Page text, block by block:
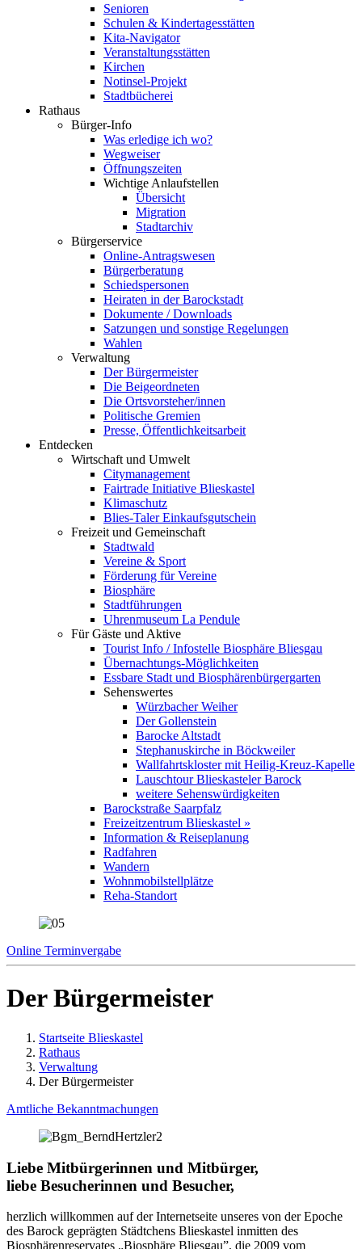
Senioren
Schulen & Kindertagesstätten
Kita-Navigator
Veranstaltungsstätten
Kirchen
Notinsel-Projekt
Stadtbücherei
Rathaus
Bürger-Info
Was erledige ich wo?
Wegweiser
Öffnungszeiten
Wichtige Anlaufstellen
Übersicht
Migration
Stadtarchiv
Bürgerservice
Online-Antragswesen
Bürgerberatung
Schiedspersonen
Heiraten in der Barockstadt
Dokumente / Downloads
Satzungen und sonstige Regelungen
Wahlen
Verwaltung
Der Bürgermeister
Die Beigeordneten
Die Ortsvorsteher/innen
Politische Gremien
Presse, Öffentlichkeitsarbeit
Entdecken
Wirtschaft und Umwelt
Citymanagement
Fairtrade Initiative Blieskastel
Klimaschutz
Blies-Taler Einkaufsgutschein
Freizeit und Gemeinschaft
Stadtwald
Vereine & Sport
Förderung für Vereine
Biosphäre
Stadtführungen
Uhrenmuseum La Pendule
Für Gäste und Aktive
Tourist Info / Infostelle Biosphäre Bliesgau
Übernachtungs-Möglichkeiten
Essbare Stadt und Biosphärenbürgergarten
Sehenswertes
Würzbacher Weiher
Der Gollenstein
Barocke Altstadt
Stephanuskirche in Böckweiler
Wallfahrtskloster mit Heilig-Kreuz-Kapelle
Lauschtour Blieskasteler Barock
weitere Sehenswürdigkeiten
Barockstraße Saarpfalz
Freizeitzentrum Blieskastel »
Information & Reiseplanung
Radfahren
Wandern
Wohnmobilstellplätze
Reha-Standort
Online Terminvergabe
Der Bürgermeister
Startseite Blieskastel
Rathaus
Verwaltung
Der Bürgermeister
Amtliche Bekanntmachungen
Liebe Mitbürgerinnen und Mitbürger,
liebe Besucherinnen und Besucher,
herzlich willkommen auf der Internetseite unseres von der Epoche
des Barock geprägten Städtchens Blieskastel inmitten des
Biosphärenreservates „Biosphäre Bliesgau”, die 2009 vom